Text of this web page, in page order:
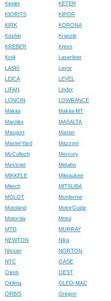
Kepler
KETER
KIORITS
KIPOR
KIRK
KORONA
Koshin
Kranzle
KREBER
Kress
Kroll
Laserliner
LASKI
Lavor
LEICA
LEVEL
LIFAN
Linder
LONCIN
LOWRANCE
Makita
Makita MT
Marolex
MASALTA
Masport
Master
MasterYard
Mazzoni
McCulloch
Mercury
Messner
Metabo
MIKKELE
Milwaukee
Mitech
MITSUBA
MOLOT
Monferme
Motoland
MotorGuide
Motorola
Motul
MTD
MURRAY
NEWTON
Nika
Nissan
NORTON
NTC
OASE
Oasis
OEST
Oklima
OLEO-MAC
ORBIS
Oregon